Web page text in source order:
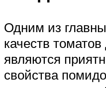
Одним из
качеств томатов
являются
свойства